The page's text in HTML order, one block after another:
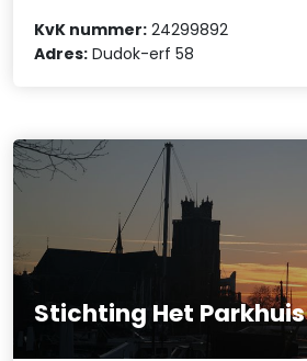
KvK nummer: 24299892
Adres: Dudok-erf 58
Stichting Het Parkhuis